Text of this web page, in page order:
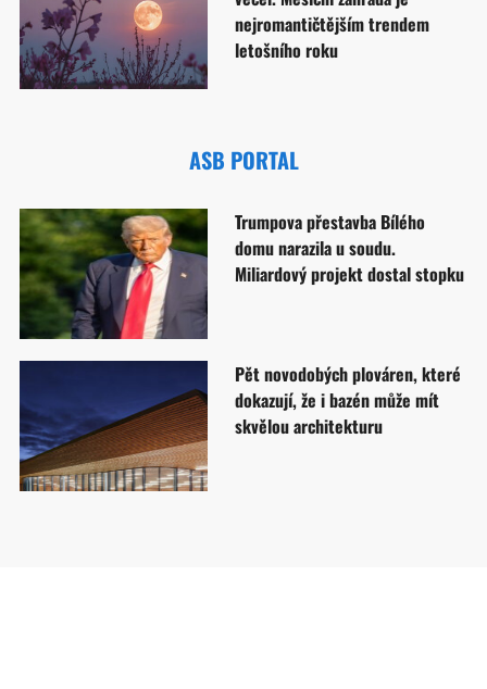
nejromantičtějším trendem
letošního roku
ASB PORTAL
Trumpova přestavba Bílého
domu narazila u soudu.
Miliardový projekt dostal stopku
Pět novodobých plováren, které
dokazují, že i bazén může mít
skvělou architekturu